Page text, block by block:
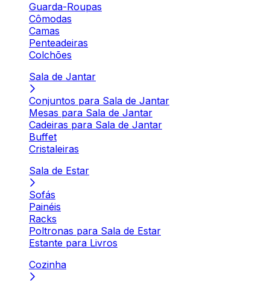
Guarda-Roupas
Cômodas
Camas
Penteadeiras
Colchões
Sala de Jantar
Conjuntos para Sala de Jantar
Mesas para Sala de Jantar
Cadeiras para Sala de Jantar
Buffet
Cristaleiras
Sala de Estar
Sofás
Painéis
Racks
Poltronas para Sala de Estar
Estante para Livros
Cozinha